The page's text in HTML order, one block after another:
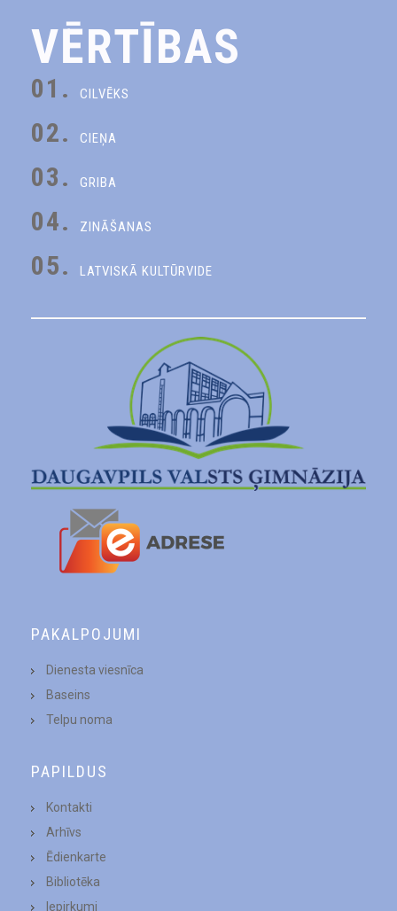
VĒRTĪBAS
01. CILVĒKS
02. CIEŅA
03. GRIBA
04. ZINĀŠANAS
05. LATVISKĀ KULTŪRVIDE
PAKALPOJUMI
Dienesta viesnīca
Baseins
Telpu noma
PAPILDUS
Kontakti
Arhīvs
Ēdienkarte
Bibliotēka
Iepirkumi